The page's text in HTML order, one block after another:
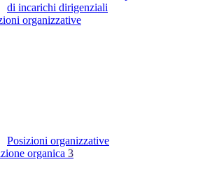
di incarichi dirigenziali
organizzative
Posizioni organizzative
organica 3